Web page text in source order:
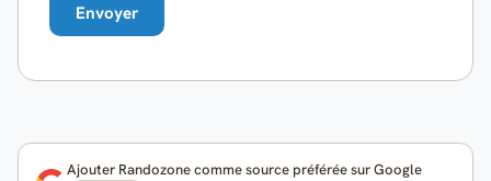
Ajouter Randozone comme source préférée sur Google